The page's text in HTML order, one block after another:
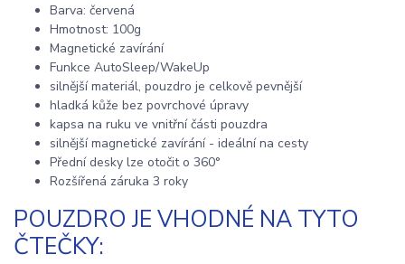
Barva: červená
Hmotnost: 100g
Magnetické zavírání
Funkce AutoSleep/WakeUp
silnější materiál, pouzdro je celkově pevnější
hladká kůže bez povrchové úpravy
kapsa na ruku ve vnitřní části pouzdra
silnější magnetické zavírání - ideální na cesty
Přední desky lze otočit o 360°
Rozšířená záruka 3 roky
POUZDRO JE VHODNÉ NA TYTO
ČTEČKY: